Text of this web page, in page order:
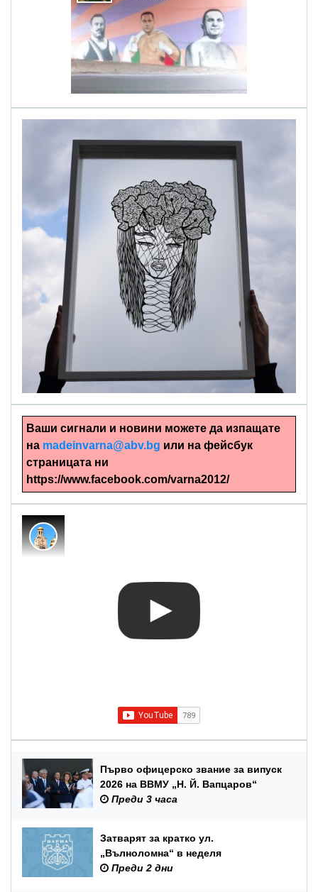
Ръчно изрязани картини
Ваши сигнали и новини можете да изпащате
на madeinvarna@abv.bg или на фейсбук
страницата ни
https://www.facebook.com/varna2012/
Първо офицерско звание за випуск
2026 на ВВМУ „Н. Й. Вапцаров“
Преди 3 часа
Затварят за кратко ул.
„Вълноломна“ в неделя
Преди 2 дни